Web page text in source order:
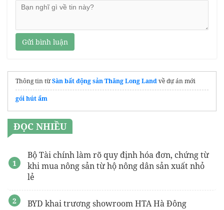
Gửi bình luận
Thông tin từSàn bất động sản Thăng Long Landvề dự án mới
gói hút ẩm
ĐỌC NHIỀU
Bộ Tài chính làm rõ quy định hóa đơn, chứng từ
khi mua nông sản từ hộ nông dân sản xuất nhỏ
lẻ
BYD khai trương showroom HTA Hà Đông